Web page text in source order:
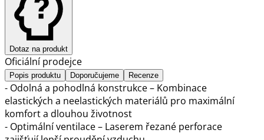
Dotaz na produkt
Oficiální prodejce
Popis produktu Doporučujeme Recenze
- Odolná a pohodlná konstrukce – Kombinace
elastických a neelastických materiálů pro maximální
komfort a dlouhou životnost
- Optimální ventilace – Laserem řezané perforace